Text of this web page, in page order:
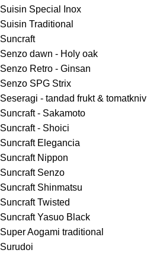
Suisin Special Inox
Suisin Traditional
Suncraft
Senzo dawn - Holy oak
Senzo Retro - Ginsan
Senzo SPG Strix
Seseragi - tandad frukt & tomatkniv
Suncraft - Sakamoto
Suncraft - Shoici
Suncraft Elegancia
Suncraft Nippon
Suncraft Senzo
Suncraft Shinmatsu
Suncraft Twisted
Suncraft Yasuo Black
Super Aogami traditional
Surudoi